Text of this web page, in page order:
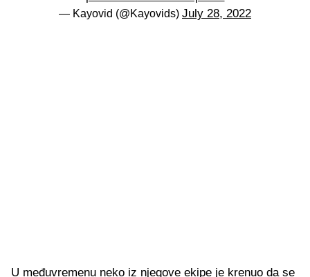
— Kayovid (@Kayovids) July 28, 2022
U međuvremenu neko iz njegove ekipe je krenuo da se